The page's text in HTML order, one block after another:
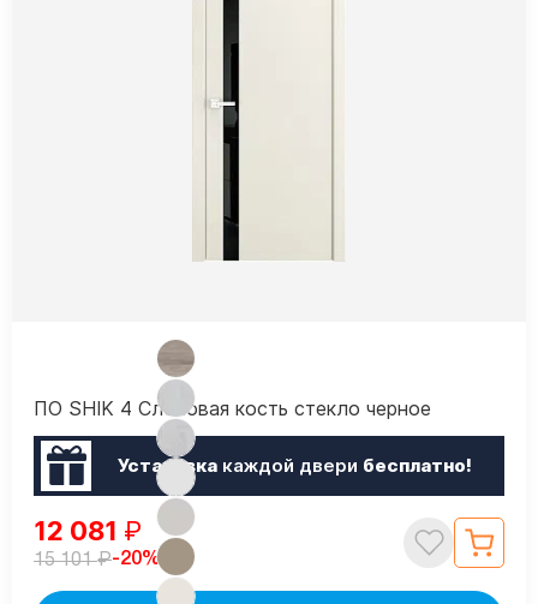
ПО SHIK 4 Слоновая кость стекло черное
Установкакаждой двери бесплатно!
12 081 ₽
15 101₽-20%